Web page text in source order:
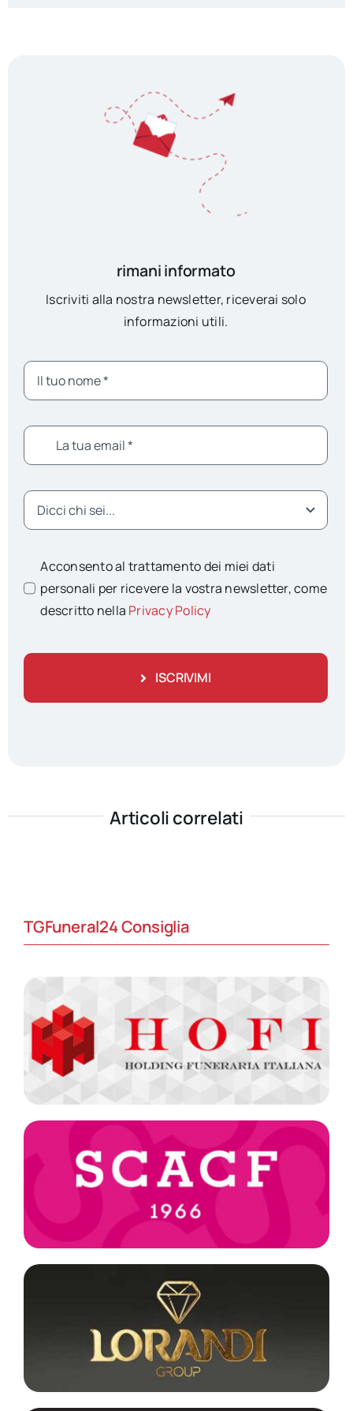
rimani informato
Iscriviti alla nostra newsletter, riceverai solo
informazioni utili.
Acconsento al trattamento dei miei dati
personali per ricevere la vostra newsletter, come
descritto nella Privacy Policy
ISCRIVIMI
Articoli correlati
TGFuneral24 Consiglia